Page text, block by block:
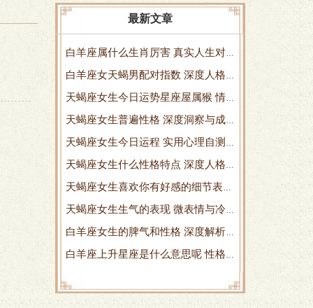
最新文章
白羊座属什么生肖厉害 真实人生对
照指南
白羊座女天蝎男配对指数 深度人格
匹配解析
天蝎座女生今日运势星座屋属猴 情
绪与机会的双重测试
天蝎座女生普遍性格 深度洞察与成
长指南
天蝎座女生今日运程 实用心理自测
指南
天蝎座女生什么性格特点 深度人格
剖析指南
天蝎座女生喜欢你有好感的细节表现
完全解析
天蝎座女生生气的表现 微表情与冷
静爆发的心理密码
白羊座女生的脾气和性格 深度解析
真实相处指南
白羊座上升星座是什么意思呢 性格